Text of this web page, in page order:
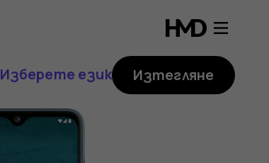
Изберете език Изтегляне